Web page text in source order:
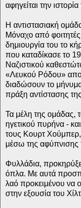
αφηγείται την ιστορία
Η αντιστασιακή
Μόναχο από
δημιουργία του το
που καταδίκασε το
Ναζιστικού
«Λευκού Ρόδου»
διαδώσουν το
πράξη αντίστασης
Τα μέλη της ομάδας,
ηγετικού πυρήνα -
τους Κουρτ Χούμπερ,
μέσω της
Φυλλάδια,
όπλα. Με αυτά
λαό προκειμένου να
στην εξουσία του